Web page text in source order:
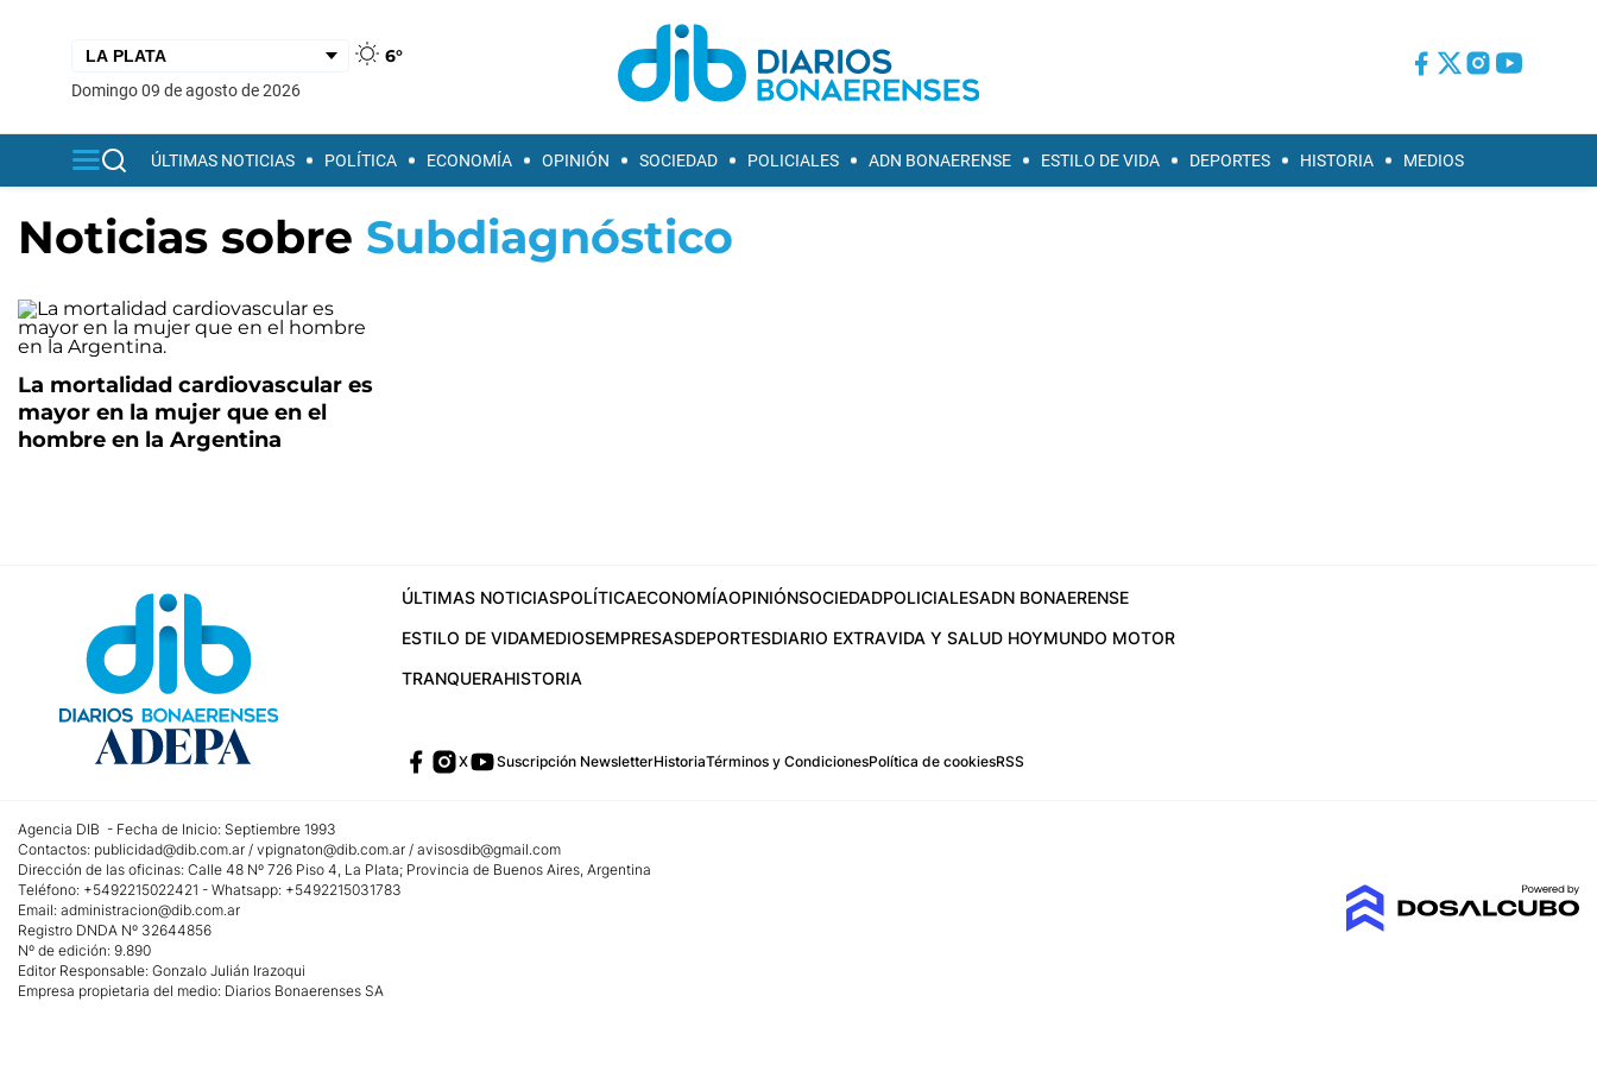
6°
domingo 09 de agosto de 2026
ÚLTIMAS NOTICIAS POLÍTICA ECONOMÍA OPINIÓN SOCIEDAD POLICIALES ADN BONAERENSE ESTILO DE VIDA DEPORTES HISTORIA MEDIOS
Noticias sobre Subdiagnóstico
La mortalidad cardiovascular es
mayor en la mujer que en el
hombre en la Argentina
ÚLTIMAS NOTICIASPOLÍTICAECONOMÍAOPINIÓNSOCIEDADPOLICIALESADN BONAERENSE
ESTILO DE VIDAMEDIOSEMPRESASDEPORTESDIARIO EXTRAVIDA Y SALUD HOYMUNDO MOTOR
TRANQUERAHISTORIA
X Suscripción NewsletterHistoriaTérminos y CondicionesPolítica de cookiesRSS
Agencia DIB - Fecha de Inicio: Septiembre 1993
Contactos: publicidad@dib.com.ar / vpignaton@dib.com.ar / avisosdib@gmail.com
Dirección de las oficinas: Calle 48 Nº 726 Piso 4, La Plata; Provincia de Buenos Aires, Argentina
Teléfono: +5492215022421 - Whatsapp: +5492215031783
Email: administracion@dib.com.ar
Registro DNDA Nº 32644856
Nº de edición: 9.890
Editor Responsable: Gonzalo Julián Irazoqui
Empresa propietaria del medio: Diarios Bonaerenses SA